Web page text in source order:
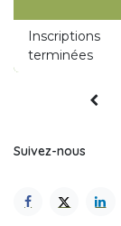
Inscriptions
terminées
Suivez-nous